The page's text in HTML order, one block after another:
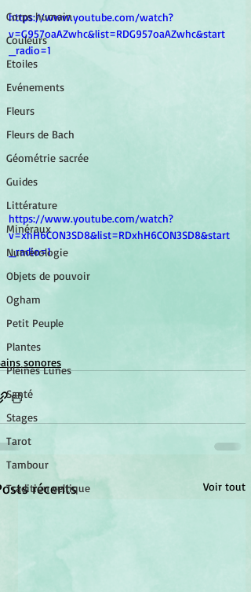
Corps humain
Couleurs
Etoiles
Evénements
Fleurs
Fleurs de Bach
Géométrie sacrée
Guides
Littérature
Minéraux
Numérologie
Objets de pouvoir
Ogham
Petit Peuple
Plantes
Pleines Lunes
Santé
Stages
Tarot
Tambour
Tradition celtique
https://www.youtube.com/watch?
v=G957oaAZwhc&list=RDG957oaAZwhc&start
_radio=1
https://www.youtube.com/watch?
v=xhH6CON3SD8&list=RDxhH6CON3SD8&start
_radio=1
sonores
récents Voir tout